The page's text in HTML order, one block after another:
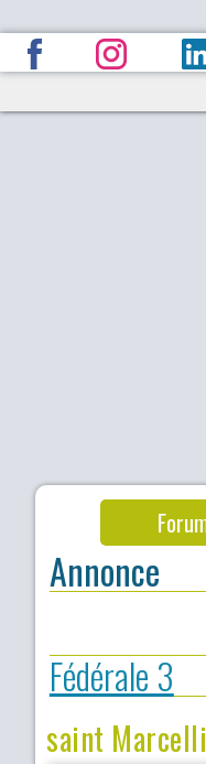
Annonce
Fédérale 3
saint